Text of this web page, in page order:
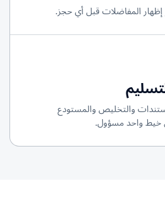
المفاضلات قبل أي حجز.
والتخليص والمستودع
خيط واحد مسؤول.